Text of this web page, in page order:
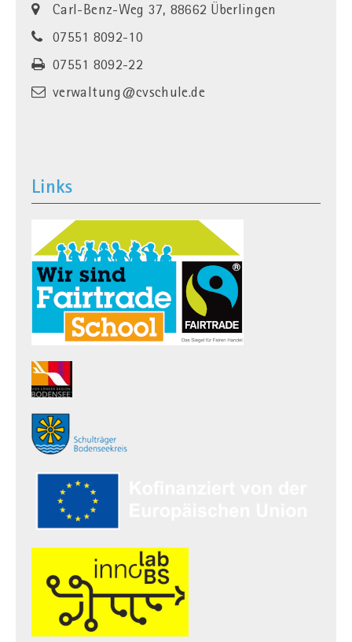
Carl-Benz-Weg 37, 88662 Überlingen
07551 8092-10
07551 8092-22
verwaltung@cvschule.de
Links